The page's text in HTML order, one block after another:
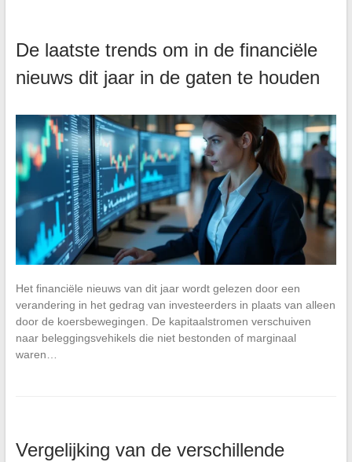
De laatste trends om in de financiële
nieuws dit jaar in de gaten te houden
Het financiële nieuws van dit jaar wordt gelezen door een
verandering in het gedrag van investeerders in plaats van alleen
door de koersbewegingen. De kapitaalstromen verschuiven
naar beleggingsvehikels die niet bestonden of marginaal
waren…
Vergelijking van de verschillende